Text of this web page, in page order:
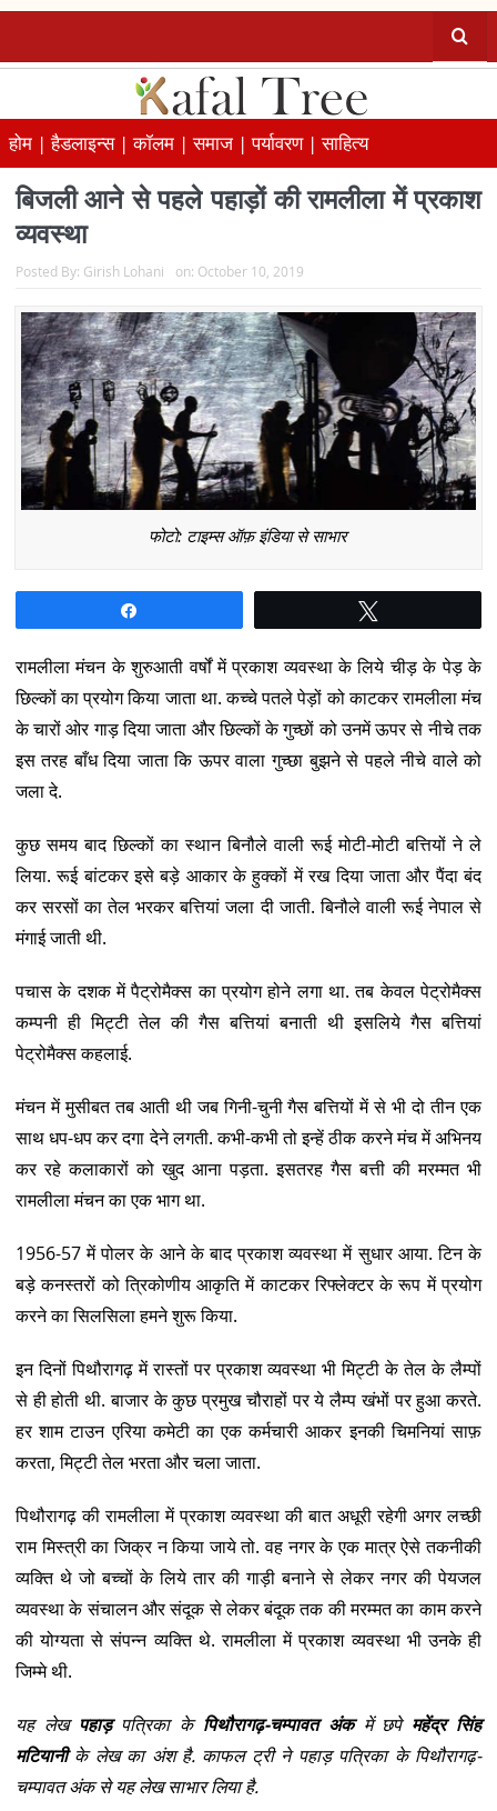
होम |हैडलाइन्स |कॉलम |समाज |पर्यावरण |साहित्य
बिजली आने से पहले पहाड़ों की रामलीला में प्रकाश
व्यवस्था
Posted By: Girish Lohani on: October 10, 2019
फोटो: टाइम्स ऑफ़ इंडिया से साभार
रामलीला मंचन के शुरुआती वर्षों में प्रकाश व्यवस्था के लिये चीड़ के पेड़ के
छिल्कों का प्रयोग किया जाता था. कच्चे पतले पेड़ों को काटकर रामलीला मंच
के चारों ओर गाड़ दिया जाता और छिल्कों के गुच्छों को उनमें ऊपर से नीचे तक
इस तरह बाँध दिया जाता कि ऊपर वाला गुच्छा बुझने से पहले नीचे वाले को
जला दे.
कुछ समय बाद छिल्कों का स्थान बिनौले वाली रूई मोटी-मोटी बत्तियों ने ले
लिया. रूई बांटकर इसे बड़े आकार के हुक्कों में रख दिया जाता और पैंदा बंद
कर सरसों का तेल भरकर बत्तियां जला दी जाती. बिनौले वाली रूई नेपाल से
मंगाई जाती थी.
पचास के दशक में पैट्रोमैक्स का प्रयोग होने लगा था. तब केवल पेट्रोमैक्स
कम्पनी ही मिट्टी तेल की गैस बत्तियां बनाती थी इसलिये गैस बत्तियां
पेट्रोमैक्स कहलाई.
मंचन में मुसीबत तब आती थी जब गिनी-चुनी गैस बत्तियों में से भी दो तीन एक
साथ धप-धप कर दगा देने लगती. कभी-कभी तो इन्हें ठीक करने मंच में अभिनय
कर रहे कलाकारों को खुद आना पड़ता. इसतरह गैस बत्ती की मरम्मत भी
रामलीला मंचन का एक भाग था.
1956-57 में पोलर के आने के बाद प्रकाश व्यवस्था में सुधार आया. टिन के
बड़े कनस्तरों को त्रिकोणीय आकृति में काटकर रिफ्लेक्टर के रूप में प्रयोग
करने का सिलसिला हमने शुरू किया.
इन दिनों पिथौरागढ़ में रास्तों पर प्रकाश व्यवस्था भी मिट्टी के तेल के लैम्पों
से ही होती थी. बाजार के कुछ प्रमुख चौराहों पर ये लैम्प खंभों पर हुआ करते.
हर शाम टाउन एरिया कमेटी का एक कर्मचारी आकर इनकी चिमनियां साफ़
करता, मिट्टी तेल भरता और चला जाता.
पिथौरागढ़ की रामलीला में प्रकाश व्यवस्था की बात अधूरी रहेगी अगर लच्छी
राम मिस्त्री का जिक्र न किया जाये तो. वह नगर के एक मात्र ऐसे तकनीकी
व्यक्ति थे जो बच्चों के लिये तार की गाड़ी बनाने से लेकर नगर की पेयजल
व्यवस्था के संचालन और संदूक से लेकर बंदूक तक की मरम्मत का काम करने
की योग्यता से संपन्न व्यक्ति थे. रामलीला में प्रकाश व्यवस्था भी उनके ही
जिम्मे थी.
यह लेख पहाड़पत्रिका के पिथौरागढ़-चम्पावत अंकमें छपे महेंद्र सिंह
मटियानीके लेख का अंश है. काफल ट्री ने पहाड़ पत्रिका के पिथौरागढ़-
चम्पावत अंक से यह लेख साभार लिया है.